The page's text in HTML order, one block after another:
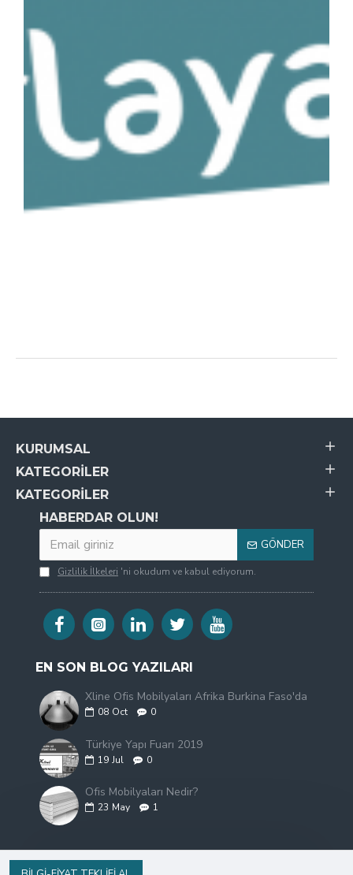
KURUMSAL
KATEGORILER
KATEGORILER
HABERDAR OLUN!
GÖNDER
Gizlilik İlkeleri 'ni okudum ve kabul ediyorum.
EN SON BLOG YAZILARI
Xline Ofis Mobilyaları Afrika Burkina Faso'da
08 Oct 0
Türkiye Yapı Fuarı 2019
19 Jul 0
Ofis Mobilyaları Nedir?
23 May 1